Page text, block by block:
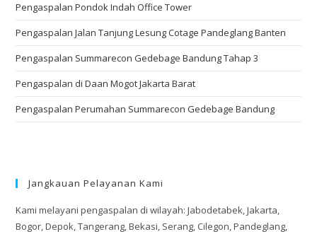
Pengaspalan Pondok Indah Office Tower
Pengaspalan Jalan Tanjung Lesung Cotage Pandeglang Banten
Pengaspalan Summarecon Gedebage Bandung Tahap 3
Pengaspalan di Daan Mogot Jakarta Barat
Pengaspalan Perumahan Summarecon Gedebage Bandung
Jangkauan Pelayanan Kami
Kami melayani pengaspalan di wilayah: Jabodetabek, Jakarta,
Bogor, Depok, Tangerang, Bekasi, Serang, Cilegon, Pandeglang,